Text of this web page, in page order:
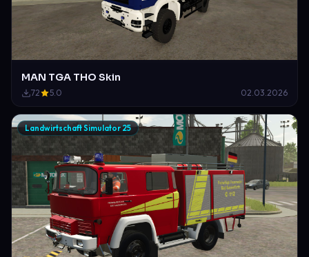
MAN TGA THO Skin
72 5.0 02.03.2026
Landwirtschaft Simulator 25